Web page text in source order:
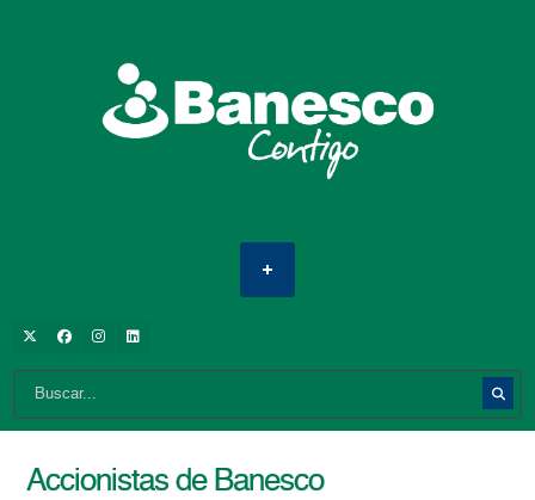
Accionistas de Banesco